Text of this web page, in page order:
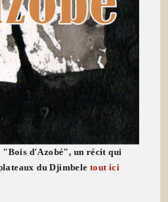
"Bois d'Azobé", un récit qui
du Djimbeletout ici